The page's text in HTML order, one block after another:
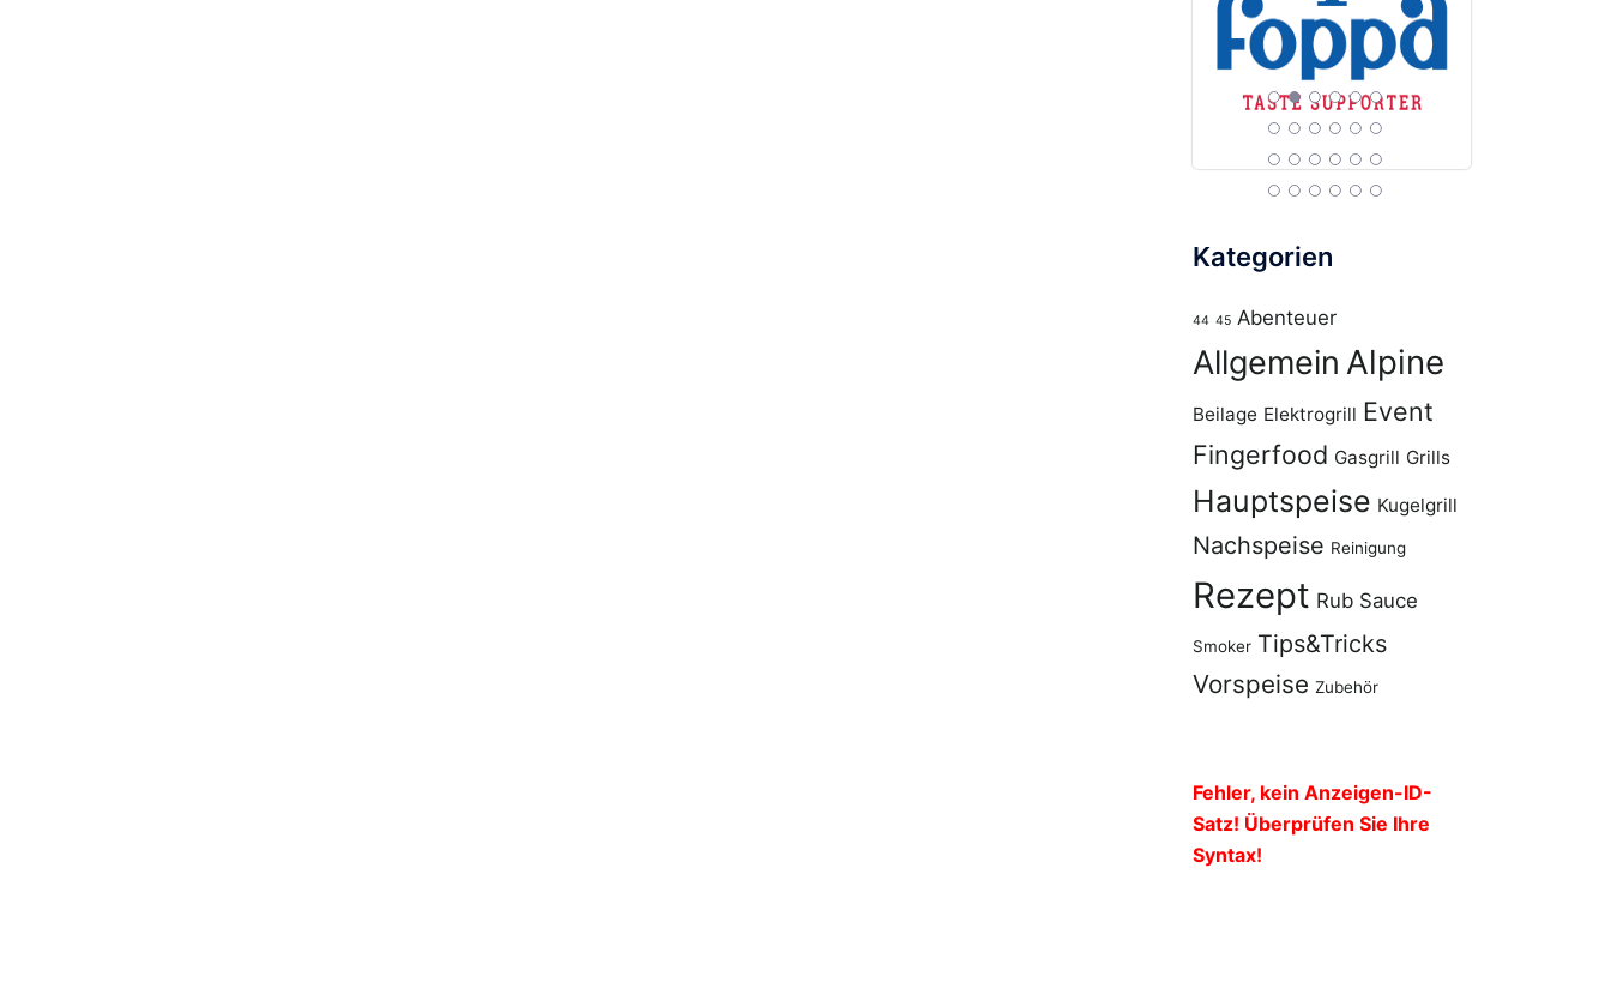
Kategorien
44 45 Abenteuer
Allgemein Alpine
Beilage Elektrogrill Event
Fingerfood Gasgrill Grills
Hauptspeise Kugelgrill
Nachspeise Reinigung
Rezept Rub Sauce
Smoker Tips&Tricks
Vorspeise Zubehör
Fehler, kein Anzeigen-ID-
Satz! Überprüfen Sie Ihre
Syntax!